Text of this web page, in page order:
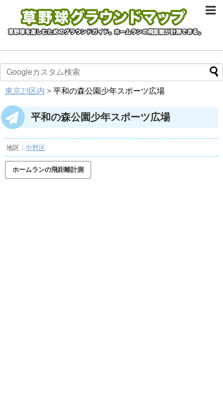
東京23区内 > 平和の森公園少年スポーツ広場
平和の森公園少年スポーツ広場
地区： 中野区